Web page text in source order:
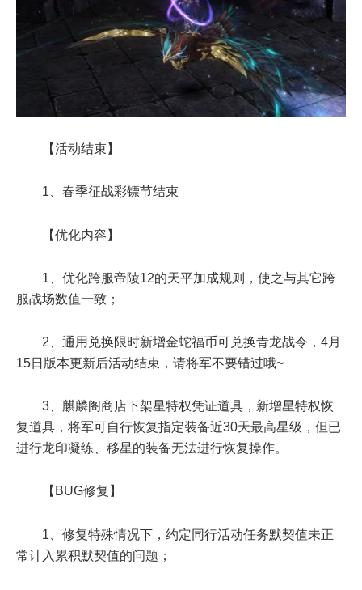
【活动结束】
1、春季征战彩镖节结束
【优化内容】
1、优化跨服帝陵12的天平加成规则，使之与其它跨
服战场数值一致；
2、通用兑换限时新增金蛇福币可兑换青龙战令，4月
15日版本更新后活动结束，请将军不要错过哦~
3、麒麟阁商店下架星特权凭证道具，新增星特权恢
复道具，将军可自行恢复指定装备近30天最高星级，但已
进行龙印凝练、移星的装备无法进行恢复操作。
【BUG修复】
1、修复特殊情况下，约定同行活动任务默契值未正
常计入累积默契值的问题；